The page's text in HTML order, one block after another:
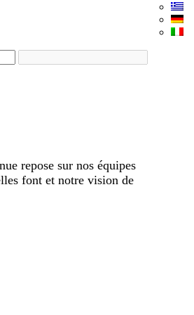
repose sur nos équipes
font et notre vision de